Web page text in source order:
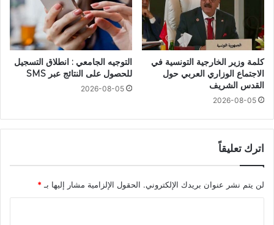
كلمة وزير الخارجية التونسية في
الاجتماع الوزاري العربي حول
القدس الشريف
2026-08-05
التوجيه الجامعي : انطلاق التسجيل
للحصول على النتائج عبر SMS
2026-08-05
اترك تعليقاً
لن يتم نشر عنوان بريدك الإلكتروني. الحقول الإلزامية مشار إليها بـ *